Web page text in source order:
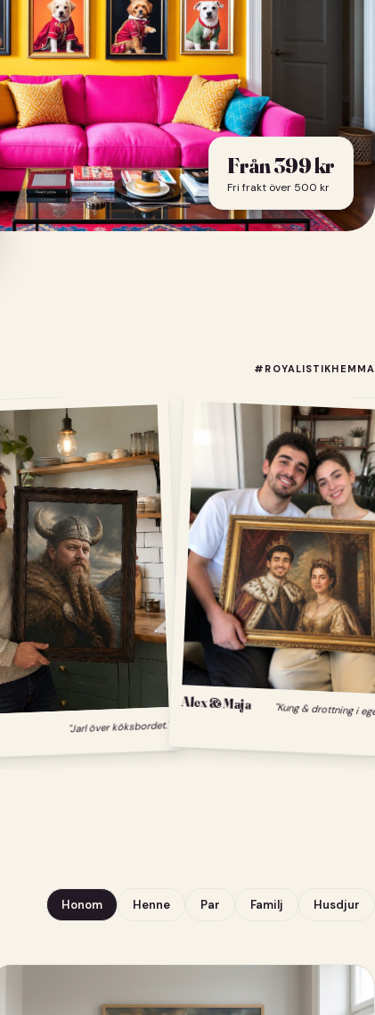
Från399kr
Fri frakt över 500 kr
#ROYALISTIKHEMMA
"Jarl över köksbordet."
Alex & Maja "Kung & drottning i
Honom Henne Par Familj Husdjur